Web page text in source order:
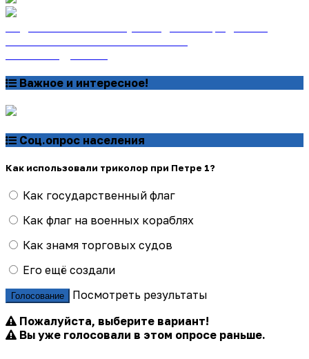
Важное и интересное!
Соц.опрос населения
Как использовали триколор при Петре 1?
Как государственный флаг
Как флаг на военных кораблях
Как знамя торговых судов
Его ещё создали
Голосование
Посмотреть результаты
Пожалуйста, выберите вариант!
Вы уже голосовали в этом опросе раньше.